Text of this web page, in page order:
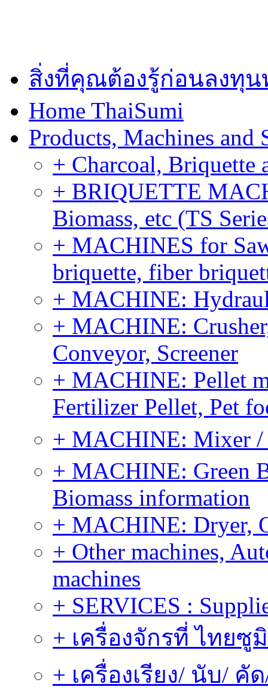
สิ่งที่คุณต้องรู้ก่อนลงทุ
Home ThaiSumi
Products, Machines and
+ Charcoal, Briquette
+ BRIQUETTE
Biomass, etc (TS
+ MACHINES for
briquette, fiber
+ MACHINE:
+ MACHINE:
Conveyor, Screener
+ MACHINE: Pellet
Fertilizer Pellet, Pet
+ MACHINE: Mixer
+ MACHINE: Green
Biomass information
+ MACHINE: Dryer,
+ Other machines,
machines
+ SERVICES :
+ เครื่องจักรที่ ไทยซู
+ เครื่องเรียง/ นับ/ คั